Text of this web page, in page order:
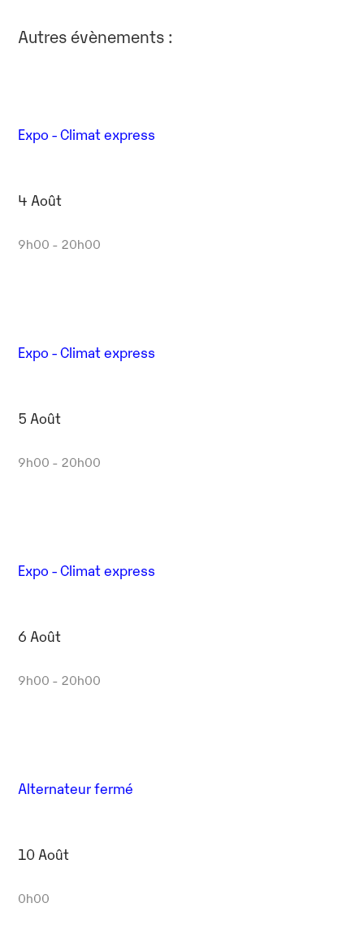
Autres évènements :
Expo - Climat express
4 Août
9h00 - 20h00
Expo - Climat express
5 Août
9h00 - 20h00
Expo - Climat express
6 Août
9h00 - 20h00
Alternateur fermé
10 Août
0h00